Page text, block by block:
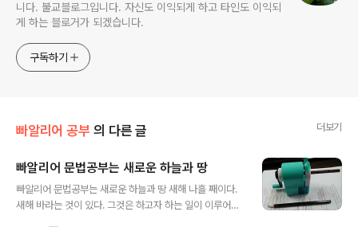
니다. 불교블로그입니다. 자신도 이익되게 하고 타인도 이익되
게 하는 블로거가 되겠습니다.
구독하기
빠알리어 공부 의 다른 글 더보기
빠알리어 문법공부는 새로운 하늘과 땅
빠알리어 문법공부는 새로운 하늘과 땅 새해 나흘 째이다.
새해 바라는 것이 있다. 그것은 하고자 하는 일이 이루어지